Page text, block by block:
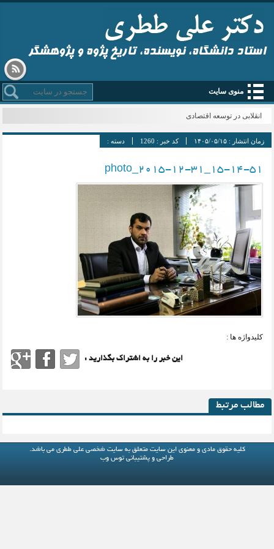
استاد دانشگاه، نویسنده، تاریخ پژوه و پژوهشگر
منوی سایت
انقلابی در توسعه اقتصادی
زمان انتشار :۱۴۰۵/۰۵/۱۵ کد خبر : 1260 دسته :
photo_2015-12-31_15-14-51
کلیدواژه ها :
این خبر را به اشتراک بگذارید :
مطالب مرتبط
کلیه حقوق مادی و معنوی این سایت متعلق بهسایت شخصی علی ططری می باشد.
طراحی و پشتیبانی توس وب